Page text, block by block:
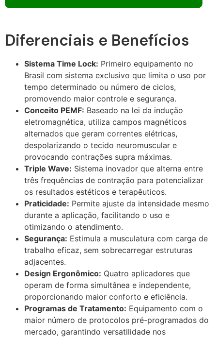
Diferenciais e Benefícios
Sistema Time Lock: Primeiro equipamento no
Brasil com sistema exclusivo que limita o uso por
tempo determinado ou número de ciclos,
promovendo maior controle e segurança.
Conceito PEMF: Baseado na lei da indução
eletromagnética, utiliza campos magnéticos
alternados que geram correntes elétricas,
despolarizando o tecido neuromuscular e
provocando contrações supra máximas.
Triple Wave: Sistema inovador que alterna entre
três frequências de contração para potencializar
os resultados estéticos e terapêuticos.
Praticidade: Permite ajuste da intensidade mesmo
durante a aplicação, facilitando o uso e
otimizando o atendimento.
Segurança: Estimula a musculatura com carga de
trabalho eficaz, sem sobrecarregar estruturas
adjacentes.
Design Ergonômico: Quatro aplicadores que
operam de forma simultânea e independente,
proporcionando maior conforto e eficiência.
Programas de Tratamento: Equipamento com o
maior número de protocolos pré-programados do
mercado, garantindo versatilidade nos